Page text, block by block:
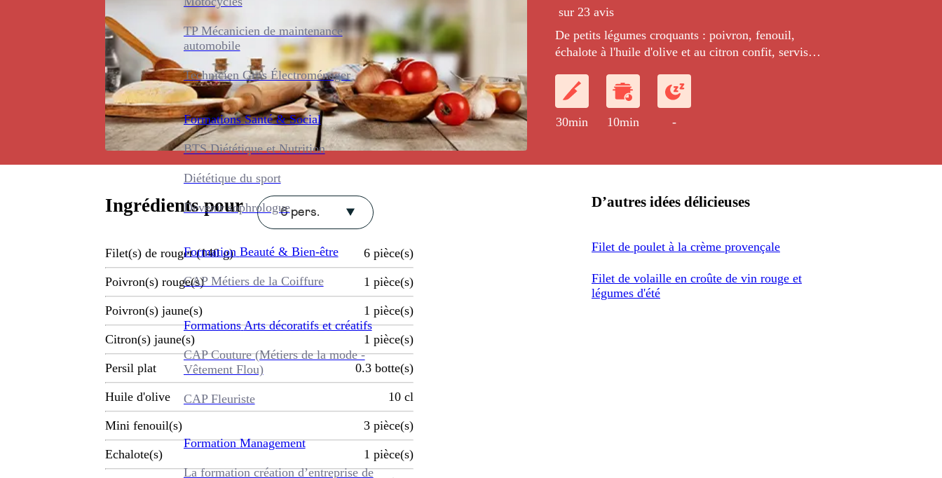
TP Mécanicien de maintenance
automobile
Technicien Gros Électroménager
Formations Santé & Social
BTS Diététique et Nutrition
Diététique du sport
Devenir sophrologue
Formation Beauté & Bien-être
CAP Métiers de la Coiffure
Formations Arts décoratifs et créatifs
CAP Couture (Métiers de la mode -
Vêtement Flou)
CAP Fleuriste
Formation Management
La formation création d’entreprise de
sur 23 avis
De petits légumes croquants : poivron, fenouil,
échalote à l'huile d'olive et au citron confit, servis
accompagné d'un fromage blanc relevé à l'huile de
noisette.
30min
10min -
Ingrédients pour 6 pers.
Filet(s) de rouget (140 g) 6 pièce(s)
Poivron(s) rouge(s) 1 pièce(s)
Poivron(s) jaune(s) 1 pièce(s)
Citron(s) jaune(s) 1 pièce(s)
Persil plat 0.3 botte(s)
Huile d'olive 10 cl
Mini fenouil(s) 3 pièce(s)
Echalote(s) 1 pièce(s)
D’autres idées délicieuses
Filet de poulet à la crème provençale
Filet de volaille en croûte de vin rouge et
légumes d'été